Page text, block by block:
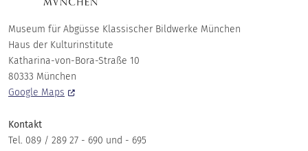
Museum für Abgüsse Klassischer Bildwerke München
Haus der Kulturinstitute
Katharina-von-Bora-Straße 10
80333 München
Google Maps
Kontakt
Tel. 089 / 289 27 - 690 und - 695